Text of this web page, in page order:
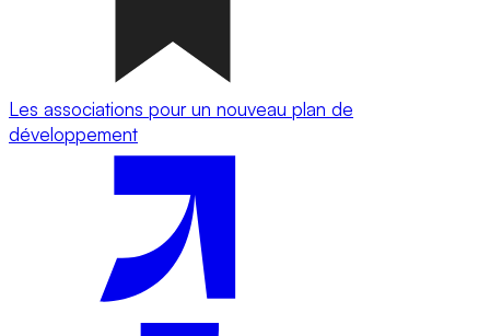
Les associations pour un nouveau plan de
développement